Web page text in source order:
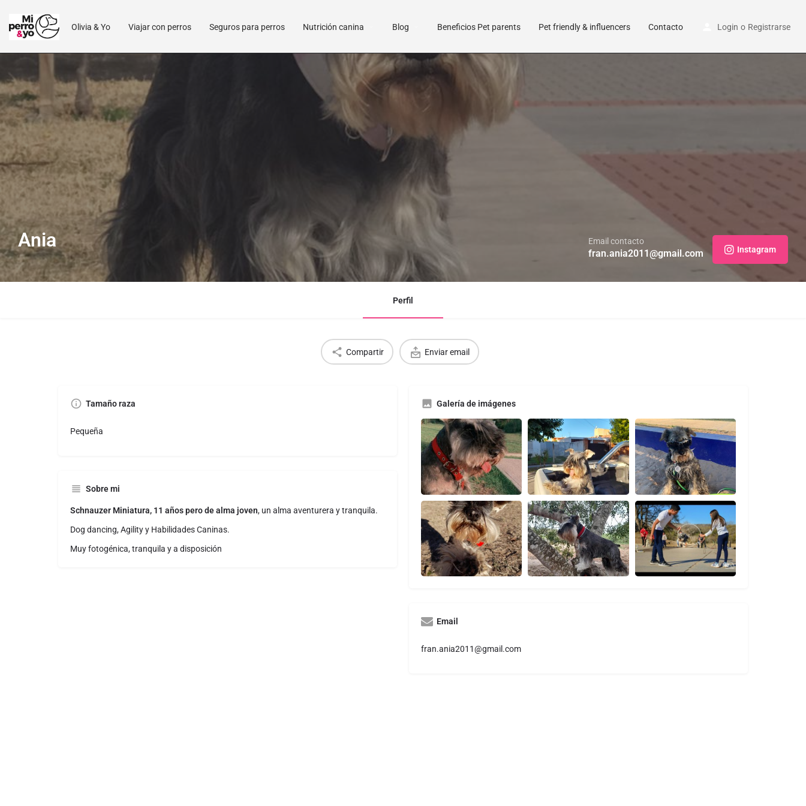
Olivia & Yo Viajar con perros Seguros para perros Nutrición canina Blog Beneficios Pet parents Pet friendly & influencers Contacto Login o Registrarse
Ania Email contacto
fran.ania2011@gmail.com Instagram
Perfil
Compartir Enviar email
Tamaño raza
Pequeña
Sobre mi
Schnauzer Miniatura, 11 años pero de alma joven, un alma aventurera y tranquila.
Dog dancing, Agility y Habilidades Caninas.
Muy fotogénica, tranquila y a disposición
Galería de imágenes
Email
fran.ania2011@gmail.com